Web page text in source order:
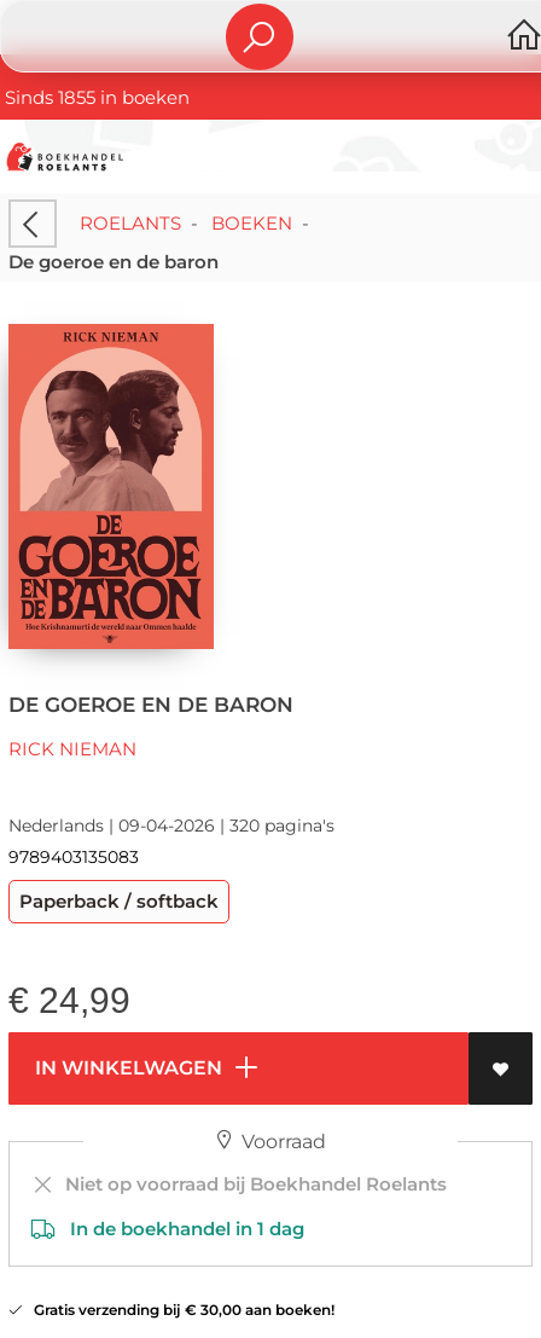
Sinds 1855 in boeken
ROELANTS- BOEKEN -
De goeroe en de baron
DE GOEROE EN DE BARON
RICK NIEMAN
Nederlands | 09-04-2026 | 320 pagina's
9789403135083
Paperback / softback
€ 24,99
IN WINKELWAGEN
Voorraad
Niet op voorraad bij Boekhandel Roelants
In de boekhandel in 1 dag
Gratis verzending bij € 30,00 aan boeken!